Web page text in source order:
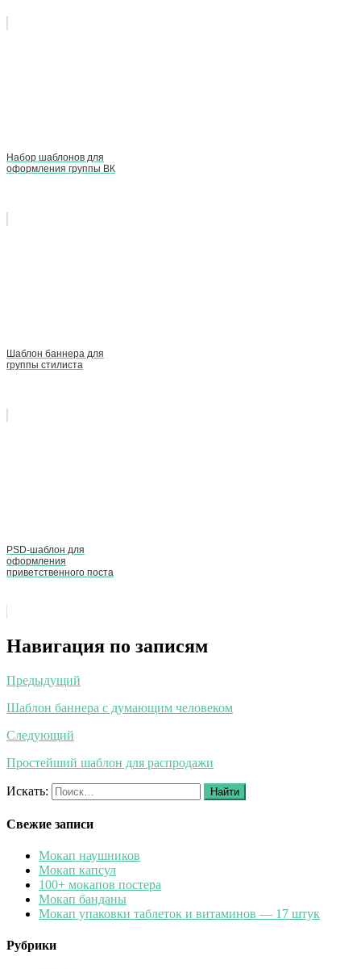
Набор шаблонов для
оформления группы ВК
Шаблон баннера для
группы стилиста
PSD-шаблон для
оформления
приветственного поста
Навигация по записям
Предыдущий
Шаблон баннера с думающим человеком
Следующий
Простейший шаблон для распродажи
Искать: Найти
Свежие записи
Мокап наушников
Мокап капсул
100+ мокапов постера
Мокап банданы
Мокап упаковки таблеток и витаминов — 17 штук
Рубрики